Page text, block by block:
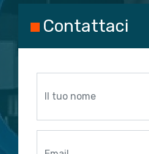
Contattaci